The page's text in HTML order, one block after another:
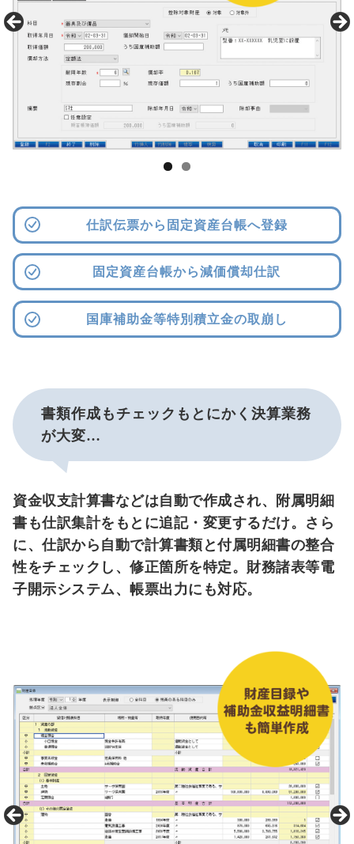
仕訳伝票から固定資産台帳へ登録
固定資産台帳から減価償却仕訳
国庫補助金等特別積立金の取崩し
書類作成もチェックもとにかく決算業務
が大変…
資金収支計算書などは自動で作成され、附属明細
書も仕訳集計をもとに追記・変更するだけ。さら
に、仕訳から自動で計算書類と付属明細書の整合
性をチェックし、修正箇所を特定。財務諸表等電
子開示システム、帳票出力にも対応。